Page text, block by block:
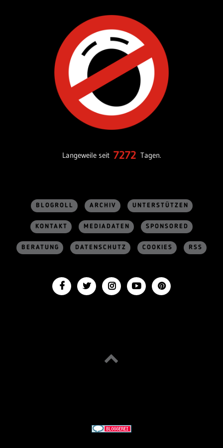
Langeweile seit 7272 Tagen.
BLOGROLL ARCHIV UNTERSTÜTZEN
KONTAKT MEDIADATEN SPONSORED
BERATUNG DATENSCHUTZ COOKIES RSS